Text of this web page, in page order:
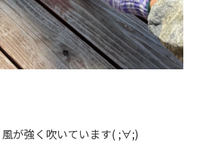
が強く吹いています( ;∀;)